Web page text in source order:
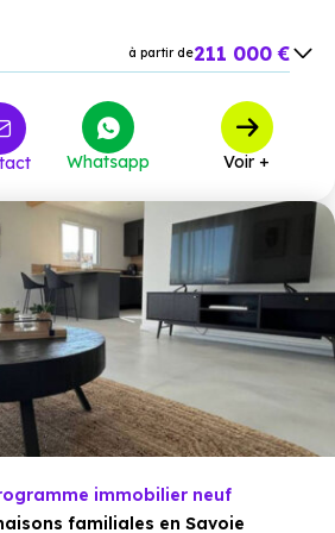
à partir de211 000 €
à partir de 382 000 €
Whatsapp Voir +
immobilier neuf
familiales en Savoie